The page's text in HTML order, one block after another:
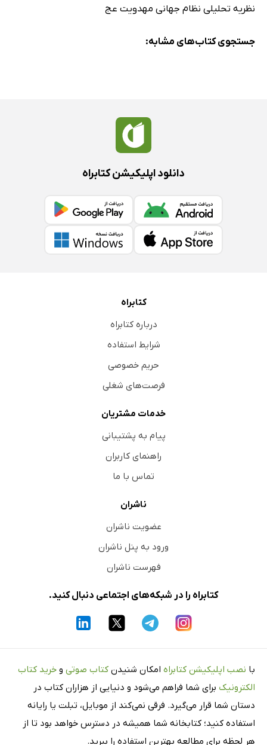
نظریه تحلیلی نظام جهانی مهدویت عج
جستجوی کتاب‌های مشابه:
دانلود اپلیکیشن کتابراه
کتابراه
درباره کتابراه
شرایط استفاده
حریم خصوصی
فرصت‌های شغلی
خدمات مشتریان
پیام به پشتیبانی
راهنمای کاربران
تماس با ما
ناشران
عضویت ناشران
ورود به پنل ناشران
فهرست ناشران
کتابراه را در شبکه‌های اجتماعی دنبال کنید.
با نصب اپلیکیشن کتابراه امکان شنیدن کتاب صوتی و خرید کتاب
الکترونیک برای شما فراهم می‌شود و دنیایی از هزاران کتاب در
دستان شما قرار می‌گیرد. فرقی نمی‌کند از موبایل، تبلت یا رایانه
استفاده کنید؛ کتابخانه شما همیشه در دسترس خواهد بود تا از
هر لحظه برای مطالعه بهترین استفاده را ببرید.